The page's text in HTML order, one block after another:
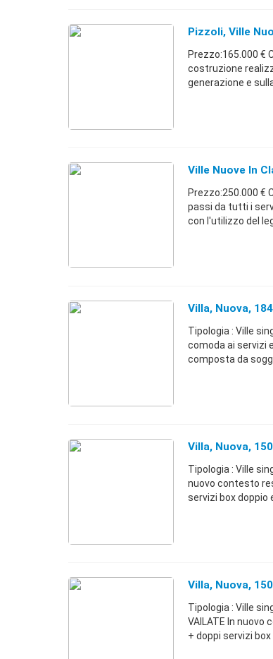
Pizzoli, Ville
Prezzo:165.000 €
costruzione
generazione e sulla
Ville Nuove In
Prezzo:250.000 €
passi da tutti i
con l'utilizzo del
Villa, Nuova,
Tipologia : Ville
comoda ai servizi
composta da
Villa, Nuova,
Tipologia : Ville
nuovo contesto
servizi box doppio e
Villa, Nuova,
Tipologia : Ville
VAILATE In nuovo
+ doppi servizi box